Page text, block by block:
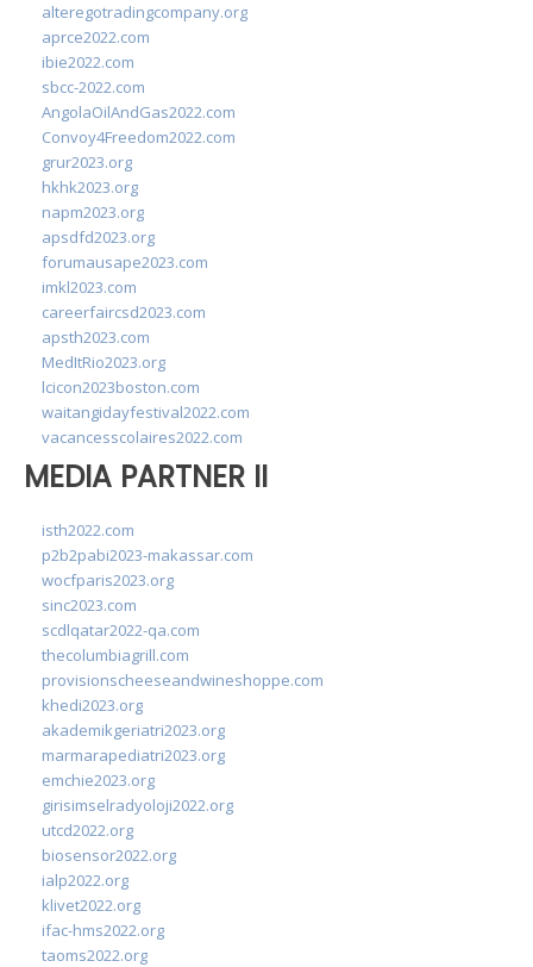
alteregotradingcompany.org
aprce2022.com
ibie2022.com
sbcc-2022.com
AngolaOilAndGas2022.com
Convoy4Freedom2022.com
grur2023.org
hkhk2023.org
napm2023.org
apsdfd2023.org
forumausape2023.com
imkl2023.com
careerfaircsd2023.com
apsth2023.com
MedItRio2023.org
lcicon2023boston.com
waitangidayfestival2022.com
vacancesscolaires2022.com
MEDIA PARTNER II
isth2022.com
p2b2pabi2023-makassar.com
wocfparis2023.org
sinc2023.com
scdlqatar2022-qa.com
thecolumbiagrill.com
provisionscheeseandwineshoppe.com
khedi2023.org
akademikgeriatri2023.org
marmarapediatri2023.org
emchie2023.org
girisimselradyoloji2022.org
utcd2022.org
biosensor2022.org
ialp2022.org
klivet2022.org
ifac-hms2022.org
taoms2022.org